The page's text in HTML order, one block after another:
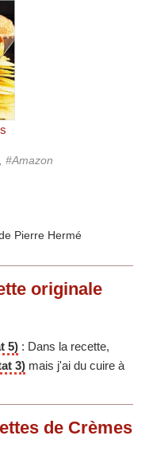
#Amazon
originale
5) : Dans la recette,
3) mais j'ai du cuire à
de Crèmes